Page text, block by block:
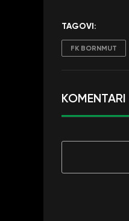
TAGOVI:
FK BORNMUT
KOMENTARI